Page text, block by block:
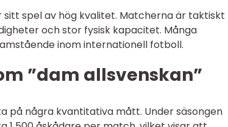
spel av hög kvalitet. Matcherna är taktiskt
och stor fysisk kapacitet. Många
inom internationell fotboll.
”dam allsvenskan”
på några kvantitativa mått. Under säsongen